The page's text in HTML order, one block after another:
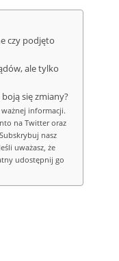
czy podjęto
ale tylko
się zmiany?
informacji.
na Twitter oraz
nasz
uważasz, że
udostępnij go